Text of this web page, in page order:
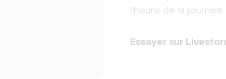
l'heure de la journée.
Essayer sur